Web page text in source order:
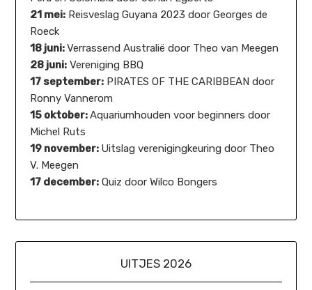
21 mei: Reisveslag Guyana 2023 door Georges de
Roeck
18 juni:Verrassend Australië door Theo van Meegen
28 juni: Vereniging BBQ
17 september: PIRATES OF THE CARIBBEAN door
Ronny Vannerom
15 oktober:Aquariumhouden voor beginners door
Michel Ruts
19 november: Uitslag verenigingkeuring door Theo
V. Meegen
17 december: Quiz door Wilco Bongers
UITJES 2026